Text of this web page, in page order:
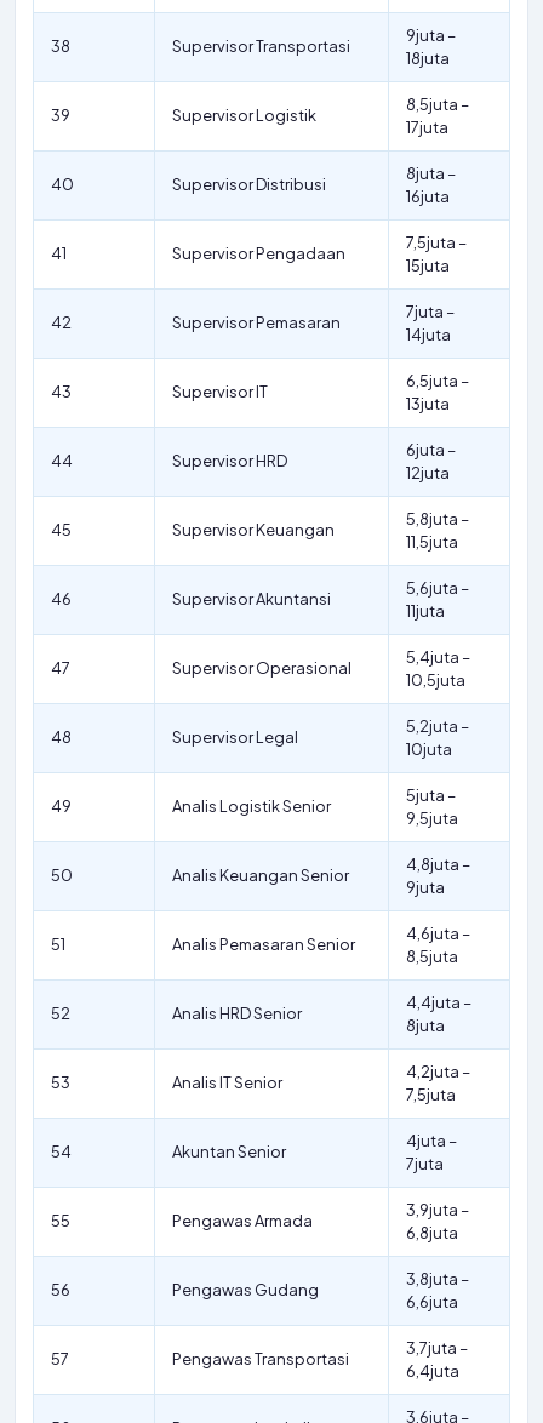
38 Supervisor Transportasi
9juta –
18juta
39 Supervisor Logistik
8,5juta –
17juta
40 Supervisor Distribusi
8juta –
16juta
41 Supervisor Pengadaan
7,5juta –
15juta
42 Supervisor Pemasaran
7juta –
14juta
43 Supervisor IT
6,5juta –
13juta
44 Supervisor HRD
6juta –
12juta
45 Supervisor Keuangan
5,8juta –
11,5juta
46 Supervisor Akuntansi
5,6juta –
11juta
47 Supervisor Operasional
5,4juta –
10,5juta
48 Supervisor Legal
5,2juta –
10juta
49 Analis Logistik Senior
5juta –
9,5juta
50 Analis Keuangan Senior
4,8juta –
9juta
51 Analis Pemasaran Senior
4,6juta –
8,5juta
52 Analis HRD Senior
4,4juta –
8juta
53 Analis IT Senior
4,2juta –
7,5juta
54 Akuntan Senior
4juta –
7juta
55 Pengawas Armada
3,9juta –
6,8juta
56 Pengawas Gudang
3,8juta –
6,6juta
57 Pengawas Transportasi
3,7juta –
6,4juta
3,6juta –